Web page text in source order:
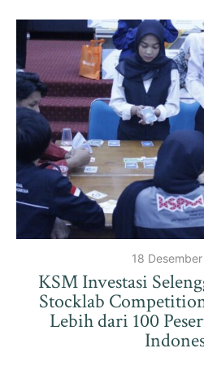
18
KSM Investasi
Stocklab
Lebih dari 100